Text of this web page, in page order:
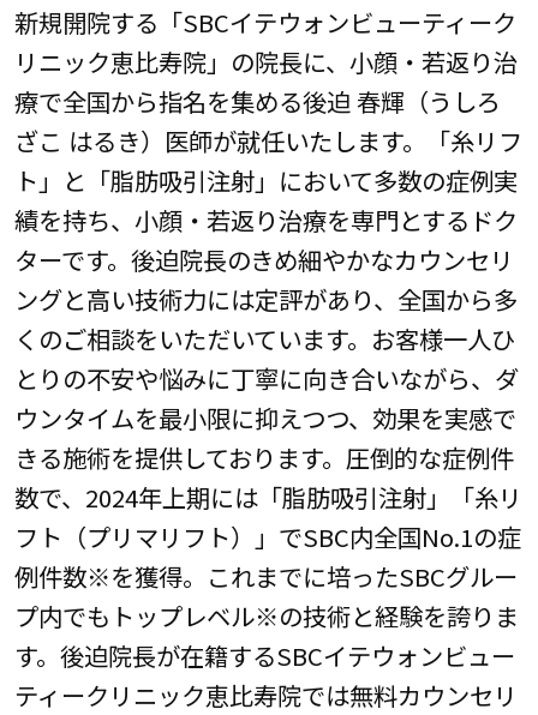
新規開院する「SBCイテウォンビューティーク
リニック恵比寿院」の院長に、小顔・若返り治
療で全国から指名を集める後迫 春輝（うしろ
ざこ はるき）医師が就任いたします。「糸リフ
ト」と「脂肪吸引注射」において多数の症例実
績を持ち、小顔・若返り治療を専門とするドク
ターです。後迫院長のきめ細やかなカウンセリ
ングと高い技術力には定評があり、全国から多
くのご相談をいただいています。お客様一人ひ
とりの不安や悩みに丁寧に向き合いながら、ダ
ウンタイムを最小限に抑えつつ、効果を実感で
きる施術を提供しております。圧倒的な症例件
数で、2024年上期には「脂肪吸引注射」「糸リ
フト（プリマリフト）」でSBC内全国No.1の症
例件数※を獲得。これまでに培ったSBCグルー
プ内でもトップレベル※の技術と経験を誇りま
す。後迫院長が在籍するSBCイテウォンビュー
ティークリニック恵比寿院では無料カウンセリ